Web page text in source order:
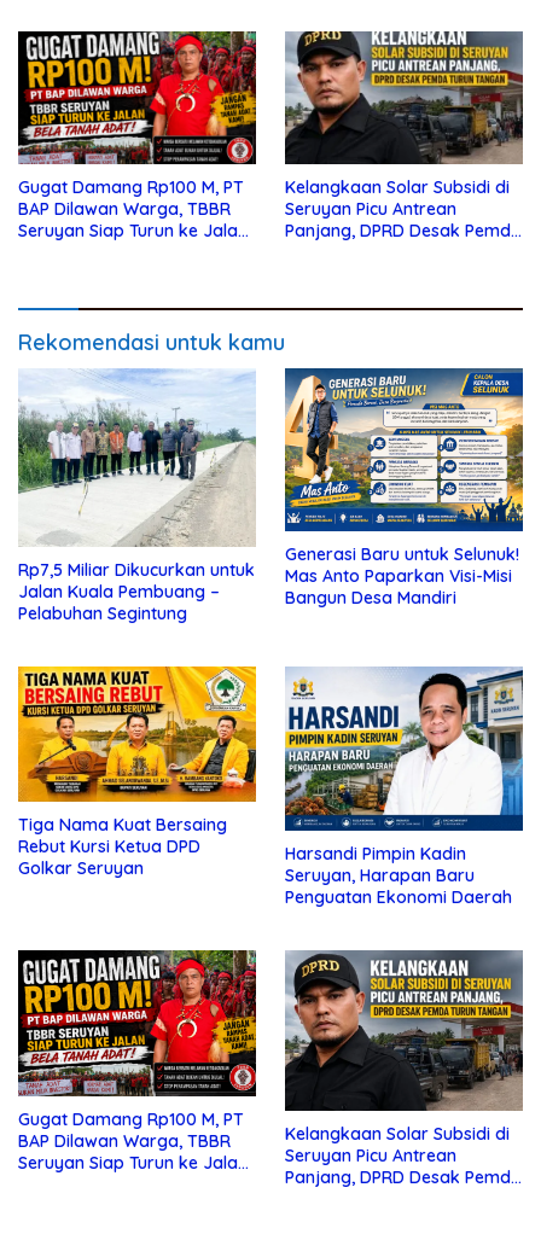
Gugat Damang Rp100 M, PT
BAP Dilawan Warga, TBBR
Seruyan Siap Turun ke Jalan
Kelangkaan Solar Subsidi di
Seruyan Picu Antrean
Panjang, DPRD Desak Pemda
Rekomendasi untuk kamu
Rp7,5 Miliar Dikucurkan untuk
Jalan Kuala Pembuang –
Pelabuhan Segintung
Generasi Baru untuk Selunuk!
Mas Anto Paparkan Visi-Misi
Bangun Desa Mandiri
Tiga Nama Kuat Bersaing
Rebut Kursi Ketua DPD
Golkar Seruyan
Harsandi Pimpin Kadin
Seruyan, Harapan Baru
Penguatan Ekonomi Daerah
Gugat Damang Rp100 M, PT
BAP Dilawan Warga, TBBR
Seruyan Siap Turun ke Jalan
Kelangkaan Solar Subsidi di
Seruyan Picu Antrean
Panjang, DPRD Desak Pemda